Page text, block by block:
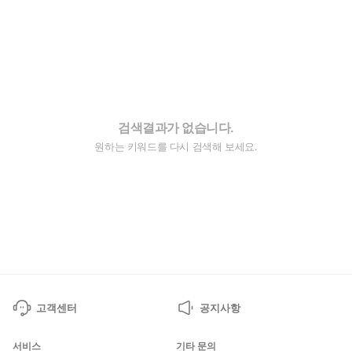
검색결과가 없습니다.
원하는 키워드를 다시 검색해 보세요.
고객센터 공지사항
서비스 기타 문의